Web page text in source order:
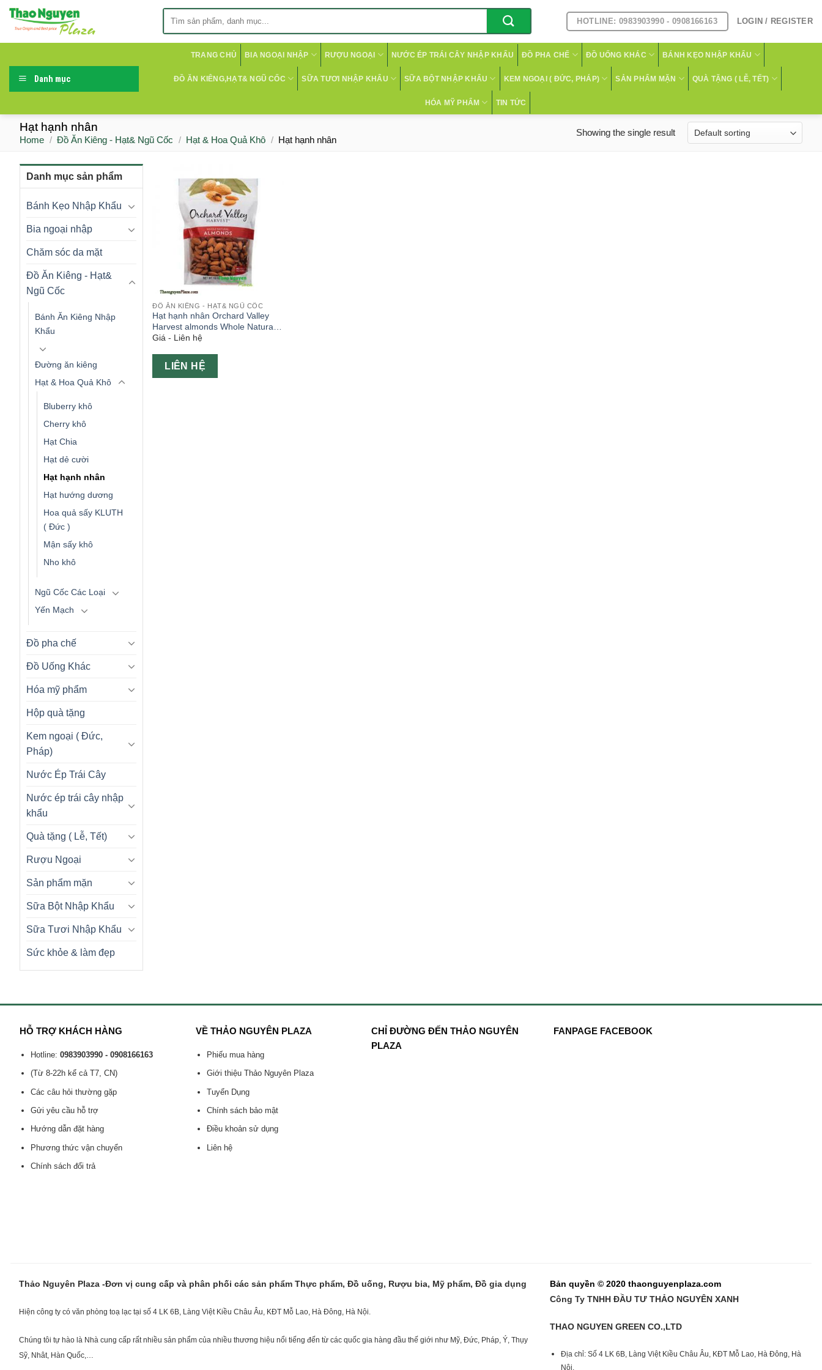
Skip
HOTLINE: 0983903990 - 0908166163 LOGIN / REGISTER
Danh mục
TRANG CHỦ BIA NGOẠI NHẬP RƯỢU NGOẠI NƯỚC ÉP TRÁI CÂY NHẬP KHẨU ĐỒ PHA CHẾ ĐỒ UỐNG KHÁC BÁNH KẸO NHẬP KHẨU
ĐỒ ĂN KIÊNG,HẠT& NGŨ CỐC SỮA TƯƠI NHẬP KHẨU SỮA BỘT NHẬP KHẨU KEM NGOẠI ( ĐỨC, PHÁP) SẢN PHẨM MẶN QUÀ TẶNG ( LỄ, TẾT)
HÓA MỸ PHẨM TIN TỨC
Hạt hạnh nhân
Home / Đồ Ăn Kiêng - Hạt& Ngũ Cốc / Hạt & Hoa Quả Khô / Hạt hạnh nhân
Showing the single result
Danh mục sản phẩm
Bánh Kẹo Nhập Khẩu
Bia ngoại nhập
Chăm sóc da mặt
Đồ Ăn Kiêng - Hạt&
Ngũ Cốc
Bánh Ăn Kiêng Nhập
Khẩu
Đường ăn kiêng
Hạt & Hoa Quả Khô
Bluberry khô
Cherry khô
Hạt Chia
Hạt dẻ cười
Hạt hạnh nhân
Hạt hướng dương
Hoa quả sấy KLUTH
( Đức )
Mận sấy khô
Nho khô
Ngũ Cốc Các Loại
Yến Mạch
Đồ pha chế
Đồ Uống Khác
Hóa mỹ phẩm
Hộp quà tặng
Kem ngoại ( Đức,
Pháp)
Nước Ép Trái Cây
Nước ép trái cây nhập
khẩu
Quà tặng ( Lễ, Tết)
Rượu Ngoại
Sản phẩm mặn
Sữa Bột Nhập Khẩu
Sữa Tươi Nhập Khẩu
Sức khỏe & làm đẹp
ĐỒ ĂN KIÊNG - HẠT& NGŨ CỐC
Hạt hạnh nhân Orchard Valley
Harvest almonds Whole Natural
450g
Giá - Liên hệ
LIÊN HỆ
HỖ TRỢ KHÁCH HÀNG
Hotline: 0983903990 - 0908166163
(Từ 8-22h kể cả T7, CN)
Các câu hỏi thường gặp
Gửi yêu cầu hỗ trợ
Hướng dẫn đặt hàng
Phương thức vận chuyển
Chính sách đổi trả
VỀ THẢO NGUYÊN PLAZA
Phiếu mua hàng
Giới thiệu Thảo Nguyên Plaza
Tuyển Dụng
Chính sách bảo mật
Điều khoản sử dụng
Liên hệ
CHỈ ĐƯỜNG ĐẾN THẢO NGUYÊN
PLAZA
FANPAGE FACEBOOK
Thảo Nguyên Plaza -Đơn vị cung cấp và phân phối các sản phẩm Thực phẩm, Đồ uống, Rượu bia, Mỹ phẩm, Đồ gia dụng
Hiện công ty có văn phòng toạ lạc tại số 4 LK 6B, Làng Việt Kiều Châu Âu, KĐT Mỗ Lao, Hà Đông, Hà Nội.
Chúng tôi tự hào là Nhà cung cấp rất nhiều sản phẩm của nhiều thương hiệu nổi tiếng đến từ các quốc gia hàng đầu thế giới như Mỹ, Đức, Pháp, Ý, Thụy
Sỹ, Nhât, Hàn Quốc,…
Bản quyền © 2020 thaonguyenplaza.com
Công Ty TNHH ĐẦU TƯ THẢO NGUYÊN XANH
THAO NGUYEN GREEN CO.,LTD
Địa chỉ: Số 4 LK 6B, Làng Việt Kiều Châu Âu, KĐT Mỗ Lao, Hà Đông, Hà
Nội.